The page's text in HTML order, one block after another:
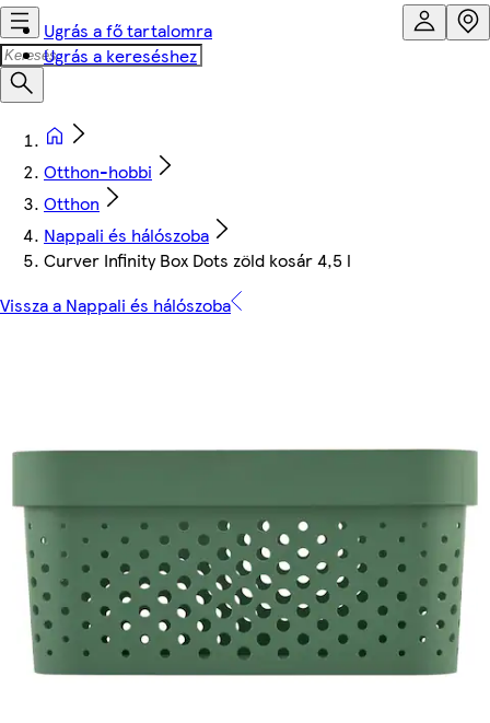
Ugrás a fő tartalomra
Ugrás a kereséshez
Otthon-hobbi
Otthon
Nappali és hálószoba
Curver Infinity Box Dots zöld kosár 4,5 l
Vissza a Nappali és hálószoba